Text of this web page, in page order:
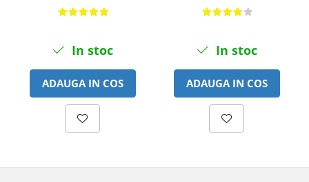
Aparatoare noroi
Carenaje - capotaje
Lant portcablu
Cai de rulare
Piese Raco
Piese Berthoud
Piese Bergmann
Piese Agrifull
In stoc
ADAUGA IN COS
In stoc
ADAUGA IN COS